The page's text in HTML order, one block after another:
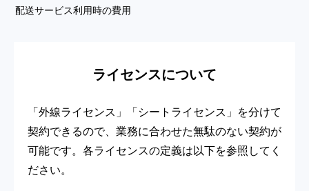
配送サービス利用時の費用
ライセンスについて
「外線ライセンス」「シートライセンス」を分けて
契約できるので、業務に合わせた無駄のない契約が
可能です。各ライセンスの定義は以下を参照してく
ださい。